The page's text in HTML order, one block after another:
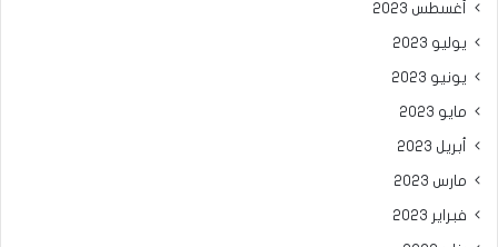
أغسطس 2023
يوليو 2023
يونيو 2023
مايو 2023
أبريل 2023
مارس 2023
فبراير 2023